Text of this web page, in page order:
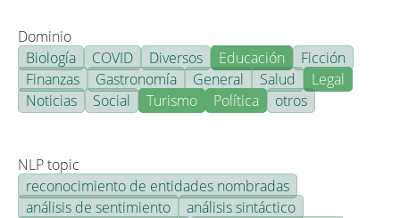
Dominio
Biología
COVID Diversos Educación
Ficción
Finanzas
Gastronomía General Salud
Legal
Noticias
Social Turismo Política otros
NLP topic
reconocimiento de entidades nombradas
análisis de sentimiento
análisis sintáctico